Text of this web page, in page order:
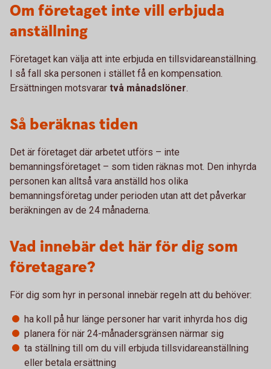
Om företaget inte vill erbjuda
anställning
Företaget kan välja att inte erbjuda en tillsvidareanställning.
I så fall ska personen i stället få en kompensation.
Ersättningen motsvarar två månadslöner.
Så beräknas tiden
Det är företaget där arbetet utförs – inte
bemanningsföretaget – som tiden räknas mot. Den inhyrda
personen kan alltså vara anställd hos olika
bemanningsföretag under perioden utan att det påverkar
beräkningen av de 24 månaderna.
Vad innebär det här för dig som
företagare?
För dig som hyr in personal innebär regeln att du behöver:
ha koll på hur länge personer har varit inhyrda hos dig
planera för när 24-månadersgränsen närmar sig
ta ställning till om du vill erbjuda tillsvidareanställning
eller betala ersättning